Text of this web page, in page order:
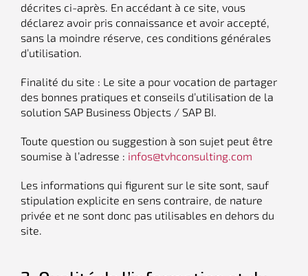
décrites ci-après. En accédant à ce site, vous
déclarez avoir pris connaissance et avoir accepté,
sans la moindre réserve, ces conditions générales
d’utilisation.
Finalité du site : Le site a pour vocation de partager
des bonnes pratiques et conseils d’utilisation de la
solution SAP Business Objects / SAP BI.
Toute question ou suggestion à son sujet peut être
soumise à l’adresse : infos@tvhconsulting.com
Les informations qui figurent sur le site sont, sauf
stipulation explicite en sens contraire, de nature
privée et ne sont donc pas utilisables en dehors du
site.